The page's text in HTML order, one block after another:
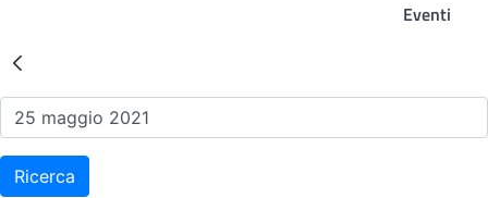
Eventi
Risultati della Ricerca -
Ricerca